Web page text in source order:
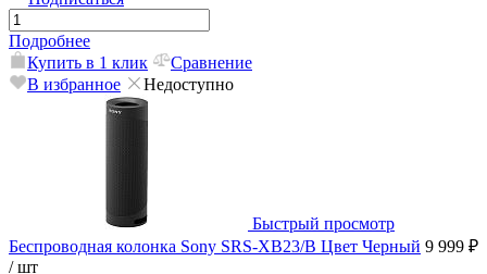
Подробнее
Купить в 1 клик
Сравнение
В избранное
Недоступно
Быстрый просмотр
Беспроводная колонка Sony SRS-XB23/B Цвет Черный 9 999 ₽
/ шт